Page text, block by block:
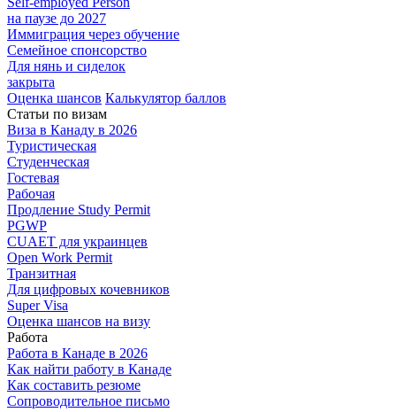
на паузе до 2027
Иммиграция через обучение
Семейное спонсорство
Для нянь и сиделок
закрыта
Оценка шансов Калькулятор баллов
Статьи по визам
Виза в Канаду в 2026
Туристическая
Студенческая
Гостевая
Рабочая
Продление Study Permit
PGWP
CUAET для украинцев
Open Work Permit
Транзитная
Для цифровых кочевников
Super Visa
Оценка шансов на визу
Работа
Работа в Канаде в 2026
Как найти работу в Канаде
Как составить резюме
Сопроводительное письмо